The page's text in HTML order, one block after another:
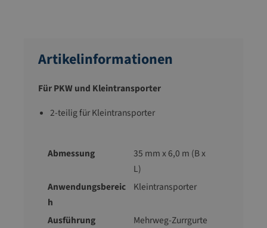
Artikelinformationen
Für PKW und Kleintransporter
2-teilig für Kleintransporter
Abmessung
35 mm x 6,0 m (B x
L)
Anwendungsbereic
h
Kleintransporter
Ausführung
Mehrweg-Zurrgurte